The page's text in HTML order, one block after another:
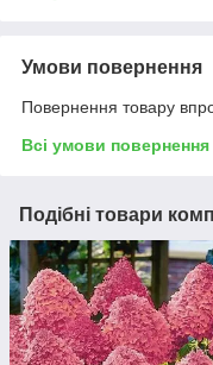
Умови повернення
Повернення товару
Всі умови повернення
Подібні товари